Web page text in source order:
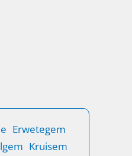
Erwetegem
Kruisem